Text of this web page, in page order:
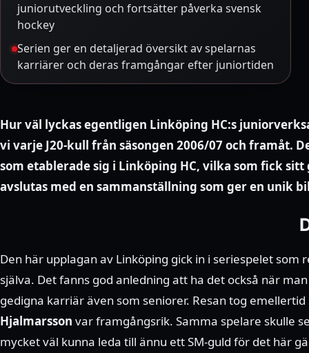
juniorutveckling och fortsätter påverka svensk
hockey
Serien ger en detaljerad översikt av spelarnas
karriärer och deras framgångar efter juniortiden
Hur väl lyckas egentligen Linköping HC:s
vi varje J20-kull från säsongen 2006/07 och framåt.
som etablerade sig i Linköping HC, vilka som fick
avslutas med en sammanställning som ger en unik
Den här upplagan av Linköping gick in i seriespelet
själva. Det fanns god anledning att ha det också när
gedigna karriär även som seniorer. Resan tog
Hjalmarsson var framgångsrik. Samma spelare skulle
mycket väl kunna leda till ännu ett SM-guld för det här